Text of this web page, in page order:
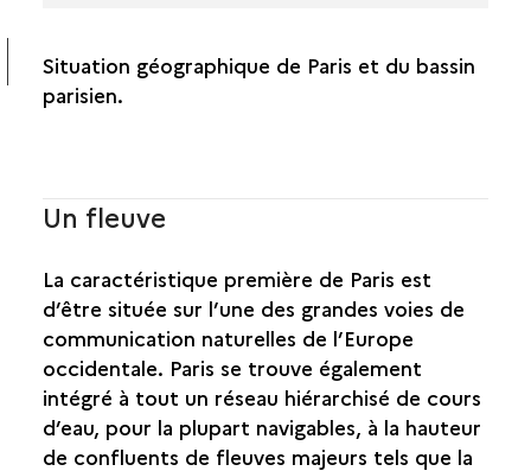
Situation géographique de Paris et du bassin
parisien.
Un fleuve
La caractéristique première de Paris est
d’être située sur l’une des grandes voies de
communication naturelles de l’Europe
occidentale. Paris se trouve également
intégré à tout un réseau hiérarchisé de cours
d’eau, pour la plupart navigables, à la hauteur
de confluents de fleuves majeurs tels que la